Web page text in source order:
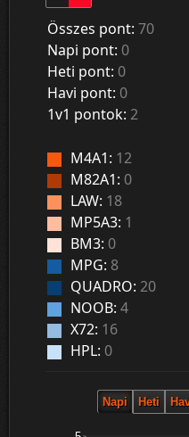
Összes pont: 70
Napi pont: 0
Heti pont: 0
Havi pont: 0
1v1 pontok: 2
M4A1: 12
M82A1: 0
LAW: 18
MP5A3: 1
BM3: 0
MPG: 8
QUADRO: 20
NOOB: 4
X72: 16
HPL: 0